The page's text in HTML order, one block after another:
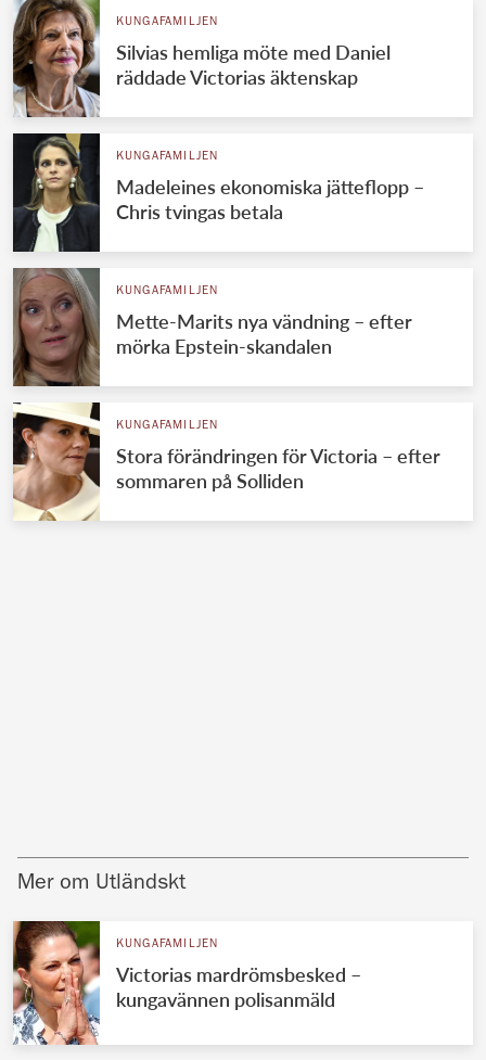
KUNGAFAMILJEN
Silvias hemliga möte med Daniel
räddade Victorias äktenskap
KUNGAFAMILJEN
Madeleines ekonomiska jätteflopp –
Chris tvingas betala
KUNGAFAMILJEN
Mette-Marits nya vändning – efter
mörka Epstein-skandalen
KUNGAFAMILJEN
Stora förändringen för Victoria – efter
sommaren på Solliden
Mer om Utländskt
KUNGAFAMILJEN
Victorias mardrömsbesked –
kungavännen polisanmäld